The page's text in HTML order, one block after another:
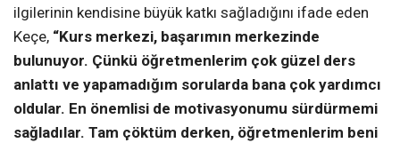
ilgilerinin kendisine büyük katkı sağladığını ifade eden
Keçe, “Kurs merkezi, başarımın merkezinde
bulunuyor. Çünkü öğretmenlerim çok güzel ders
anlattı ve yapamadığım sorularda bana çok yardımcı
oldular. En önemlisi de motivasyonumu sürdürmemi
sağladılar. Tam çöktüm derken, öğretmenlerim beni